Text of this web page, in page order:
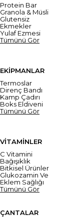
Protein Bar
Granola & Müsli
Glutensiz
Ekmekler
Yulaf Ezmesi
Tümünü Gör
EKİPMANLAR
Termoslar
Direnç Bandı
Kamp Çadırı
Boks Eldiveni
Tümünü Gör
VİTAMİNLER
C Vitamini
Bağışıklık
Bitkisel Ürünler
Glukozamin Ve
Eklem Sağlığı
Tümünü Gör
ÇANTALAR